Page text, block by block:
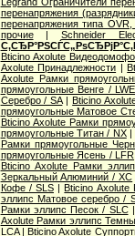
перенапряжения
перенапряжения типа
прочие|Schneider
Bticino Axolute
Axolute Принадлежности |
Axolute Рамки
прямоугольные Венге / LWE
Серебро / SA|Bticino
прямоугольные Матовое
Bticino Axolute Рамки
прямоугольные Титан / NX|
Рамки прямоугольные
прямоугольные Ясень / LFR
Bticino Axolute Рамки
Зеркальный Алюминий / XC
Кофе / SLS|Bticino Axolute
эллипс Матовое серебро /
Рамки эллипс Песок / SLC
Axolute Рамки эллипс
LCA|Bticino Axolute